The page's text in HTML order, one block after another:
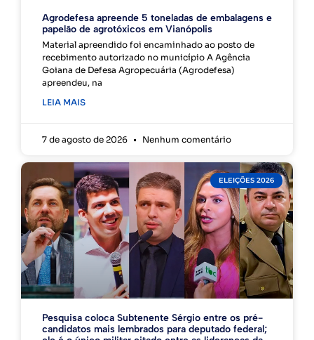
Agrodefesa apreende 5 toneladas de embalagens e
papelão de agrotóxicos em Vianópolis
Material apreendido foi encaminhado ao posto de
recebimento autorizado no município A Agência
Goiana de Defesa Agropecuária (Agrodefesa)
apreendeu, na
LEIA MAIS
7 de agosto de 2026 Nenhum comentário
ELEIÇÕES 2026
Pesquisa coloca Subtenente Sérgio entre os pré-
candidatos mais lembrados para deputado federal;